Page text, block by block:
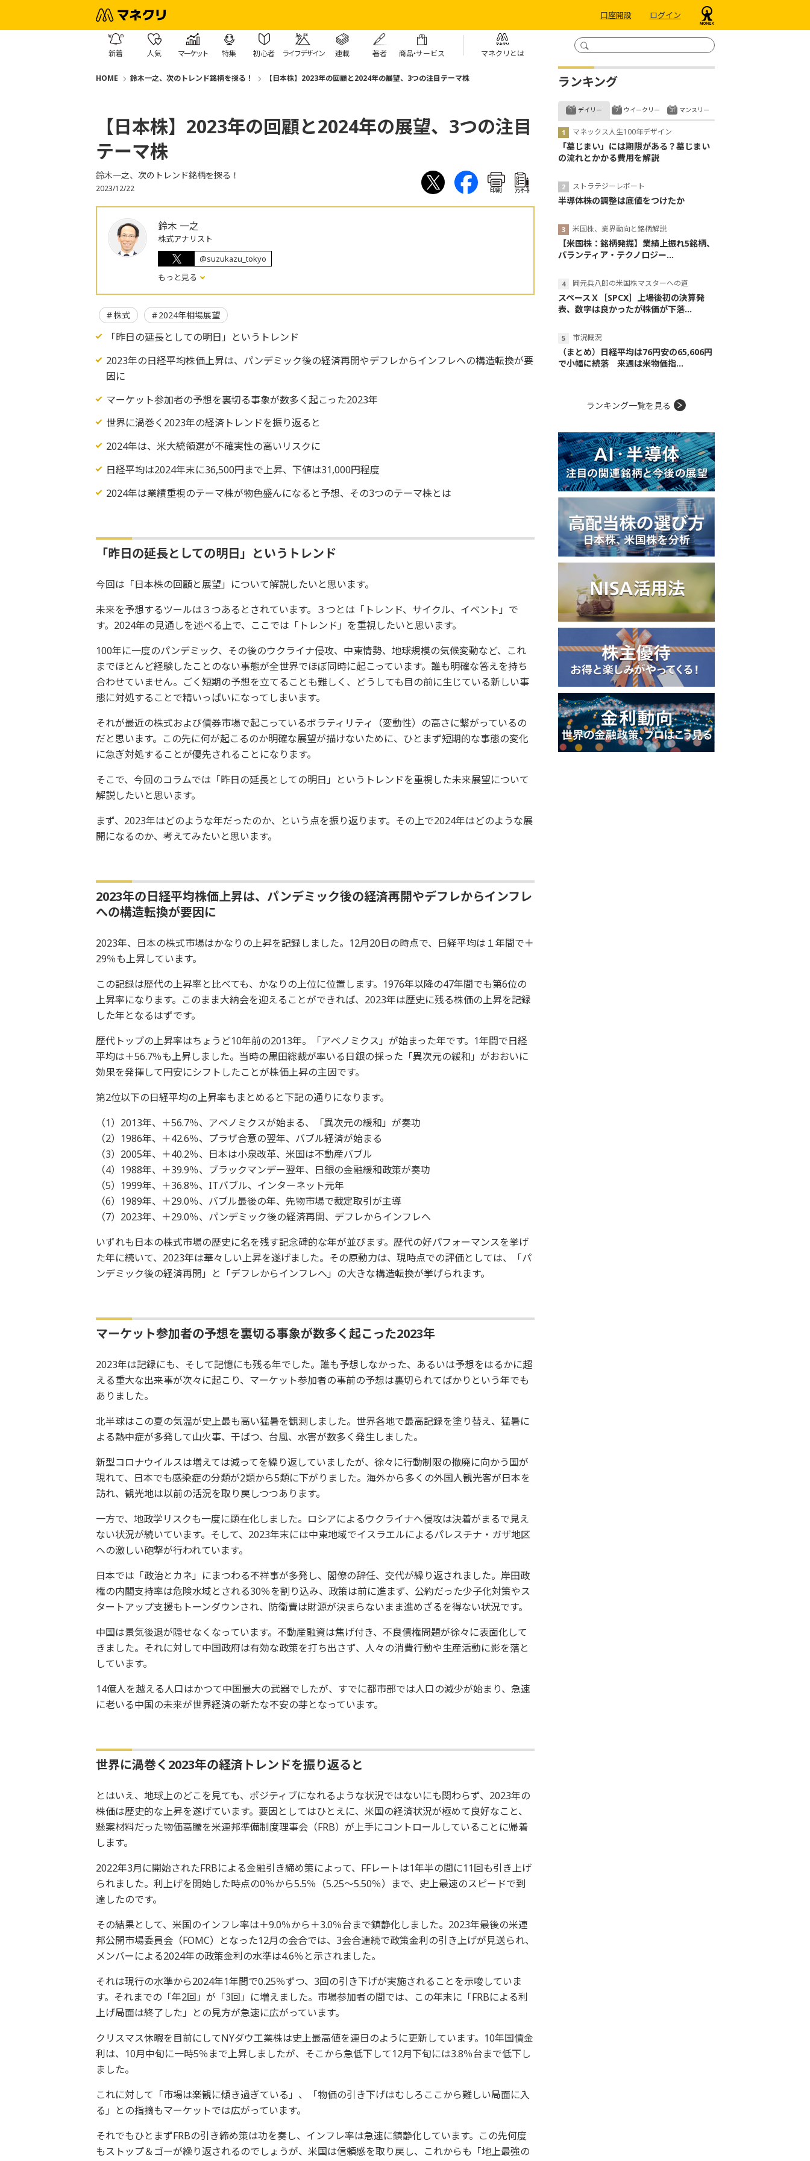
口座開設 ログイン
新着 人気 マーケット 特集 初心者 ライフデザイン 連載 著者 商品・サービス マネクリとは
HOME 鈴木一之、次のトレンド銘柄を探る！ 【日本株】2023年の回顧と2024年の展望、3つの注目テーマ株
【日本株】2023年の回顧と2024年の展望、3つの注目
テーマ株
鈴木一之、次のトレンド銘柄を探る！
2023/12/22 印刷 ｱﾝｹｰﾄ
鈴木 一之
株式アナリスト
@suzukazu_tokyo
もっと見る
株式 2024年相場展望
「昨日の延長としての明日」というトレンド
2023年の日経平均株価上昇は、パンデミック後の経済再開やデフレからインフレへの構造転換が要
因に
マーケット参加者の予想を裏切る事象が数多く起こった2023年
世界に渦巻く2023年の経済トレンドを振り返ると
2024年は、米大統領選が不確実性の高いリスクに
日経平均は2024年末に36,500円まで上昇、下値は31,000円程度
2024年は業績重視のテーマ株が物色盛んになると予想、その3つのテーマ株とは
「昨日の延長としての明日」というトレンド
今回は「日本株の回顧と展望」について解説したいと思います。
未来を予想するツールは３つあるとされています。３つとは「トレンド、サイクル、イベント」で
す。2024年の見通しを述べる上で、ここでは「トレンド」を重視したいと思います。
100年に一度のパンデミック、その後のウクライナ侵攻、中東情勢、地球規模の気候変動など、これ
までほとんど経験したことのない事態が全世界でほぼ同時に起こっています。誰も明確な答えを持ち
合わせていません。ごく短期の予想を立てることも難しく、どうしても目の前に生じている新しい事
態に対処することで精いっぱいになってしまいます。
それが最近の株式および債券市場で起こっているボラティリティ（変動性）の高さに繋がっているの
だと思います。この先に何が起こるのか明確な展望が描けないために、ひとまず短期的な事態の変化
に急ぎ対処することが優先されることになります。
そこで、今回のコラムでは「昨日の延長としての明日」というトレンドを重視した未来展望について
解説したいと思います。
まず、2023年はどのような年だったのか、という点を振り返ります。その上で2024年はどのような展
開になるのか、考えてみたいと思います。
2023年の日経平均株価上昇は、パンデミック後の経済再開やデフレからインフレ
への構造転換が要因に
2023年、日本の株式市場はかなりの上昇を記録しました。12月20日の時点で、日経平均は１年間で＋
29％も上昇しています。
この記録は歴代の上昇率と比べても、かなりの上位に位置します。1976年以降の47年間でも第6位の
上昇率になります。このまま大納会を迎えることができれば、2023年は歴史に残る株価の上昇を記録
した年となるはずです。
歴代トップの上昇率はちょうど10年前の2013年。「アベノミクス」が始まった年です。1年間で日経
平均は＋56.7％も上昇しました。当時の黒田総裁が率いる日銀の採った「異次元の緩和」がおおいに
効果を発揮して円安にシフトしたことが株価上昇の主因です。
第2位以下の日経平均の上昇率もまとめると下記の通りになります。
（1）2013年、＋56.7％、アベノミクスが始まる、「異次元の緩和」が奏功
（2）1986年、＋42.6％、プラザ合意の翌年、バブル経済が始まる
（3）2005年、＋40.2％、日本は小泉改革、米国は不動産バブル
（4）1988年、＋39.9％、ブラックマンデー翌年、日銀の金融緩和政策が奏功
（5）1999年、＋36.8％、ITバブル、インターネット元年
（6）1989年、＋29.0％、バブル最後の年、先物市場で裁定取引が主導
（7）2023年、＋29.0％、パンデミック後の経済再開、デフレからインフレへ
いずれも日本の株式市場の歴史に名を残す記念碑的な年が並びます。歴代の好パフォーマンスを挙げ
た年に続いて、2023年は華々しい上昇を遂げました。その原動力は、現時点での評価としては、「パ
ンデミック後の経済再開」と「デフレからインフレへ」の大きな構造転換が挙げられます。
マーケット参加者の予想を裏切る事象が数多く起こった2023年
2023年は記録にも、そして記憶にも残る年でした。誰も予想しなかった、あるいは予想をはるかに超
える重大な出来事が次々に起こり、マーケット参加者の事前の予想は裏切られてばかりという年でも
ありました。
北半球はこの夏の気温が史上最も高い猛暑を観測しました。世界各地で最高記録を塗り替え、猛暑に
よる熱中症が多発して山火事、干ばつ、台風、水害が数多く発生しました。
新型コロナウイルスは増えては減ってを繰り返していましたが、徐々に行動制限の撤廃に向かう国が
現れて、日本でも感染症の分類が2類から5類に下がりました。海外から多くの外国人観光客が日本を
訪れ、観光地は以前の活況を取り戻しつつあります。
一方で、地政学リスクも一度に顕在化しました。ロシアによるウクライナへ侵攻は決着がまるで見え
ない状況が続いています。そして、2023年末には中東地域でイスラエルによるパレスチナ・ガザ地区
への激しい砲撃が行われています。
日本では「政治とカネ」にまつわる不祥事が多発し、閣僚の辞任、交代が繰り返されました。岸田政
権の内閣支持率は危険水域とされる30％を割り込み、政策は前に進まず、公約だった少子化対策やス
タートアップ支援もトーンダウンされ、防衛費は財源が決まらないまま進めざるを得ない状況です。
中国は景気後退が隠せなくなっています。不動産融資は焦げ付き、不良債権問題が徐々に表面化して
きました。それに対して中国政府は有効な政策を打ち出さず、人々の消費行動や生産活動に影を落と
しています。
14億人を越える人口はかつて中国最大の武器でしたが、すでに都市部では人口の減少が始まり、急速
に老いる中国の未来が世界経済の新たな不安の芽となっています。
世界に渦巻く2023年の経済トレンドを振り返ると
とはいえ、地球上のどこを見ても、ポジティブになれるような状況ではないにも関わらず、2023年の
株価は歴史的な上昇を遂げています。要因としてはひとえに、米国の経済状況が極めて良好なこと、
懸案材料だった物価高騰を米連邦準備制度理事会（FRB）が上手にコントロールしていることに帰着
します。
2022年3月に開始されたFRBによる金融引き締め策によって、FFレートは1年半の間に11回も引き上げ
られました。利上げを開始した時点の0％から5.5％（5.25～5.50％）まで、史上最速のスピードで到
達したのです。
その結果として、米国のインフレ率は＋9.0％から＋3.0％台まで鎮静化しました。2023年最後の米連
邦公開市場委員会（FOMC）となった12月の会合では、3会合連続で政策金利の引き上げが見送られ、
メンバーによる2024年の政策金利の水準は4.6％と示されました。
それは現行の水準から2024年1年間で0.25％ずつ、3回の引き下げが実施されることを示唆していま
す。それまでの「年2回」が「3回」に増えました。市場参加者の間では、この年末に「FRBによる利
上げ局面は終了した」との見方が急速に広がっています。
クリスマス休暇を目前にしてNYダウ工業株は史上最高値を連日のように更新しています。10年国債金
利は、10月中旬に一時5％まで上昇しましたが、そこから急低下して12月下旬には3.8％台まで低下し
ました。
これに対して「市場は楽観に傾き過ぎている」、「物価の引き下げはむしろここから難しい局面に入
る」との指摘もマーケットでは広がっています。
それでもひとまずFRBの引き締め策は功を奏し、インフレ率は急速に鎮静化しています。この先何度
もストップ＆ゴーが繰り返されるのでしょうが、米国は信頼感を取り戻し、これからも「地上最強の
ランキング
デイリー
マネックス人生100年デザイン
「墓じまい」には期限がある？墓じまい
の流れとかかる費用を解説
ストラテジーレポート
半導体株の調整は底値をつけたか
米国株、業界動向と銘柄解説
【米国株：銘柄発掘】業績上振れ5銘柄、
パランティア・テクノロジー...
岡元兵八郎の米国株マスターへの道
スペースＸ［SPCX］上場後初の決算発
表、数字は良かったが株価が下落...
市況概況
（まとめ）日経平均は76円安の65,606円
で小幅に続落 来週は米物価指...
ウイークリー マンスリー
ランキング一覧を見る